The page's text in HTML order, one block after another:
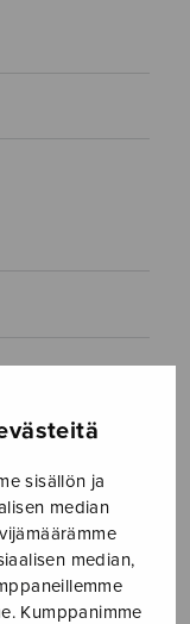
sisällön ja
median
median,
Kumppanimme